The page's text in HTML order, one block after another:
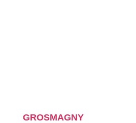
GROSMAGNY